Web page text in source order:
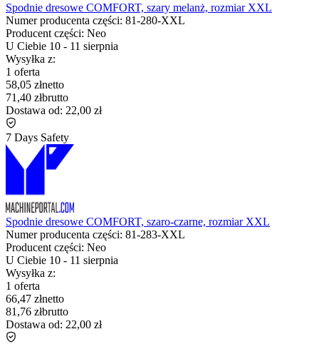
Spodnie dresowe COMFORT, szary melanż, rozmiar XXL
Numer producenta części: 81-280-XXL
Producent części: Neo
U Ciebie 10 - 11 sierpnia
Wysyłka z:
1 oferta
58,05 złnetto
71,40 złbrutto
Dostawa od: 22,00 zł
7 Days Safety
Spodnie dresowe COMFORT, szaro-czarne, rozmiar XXL
Numer producenta części: 81-283-XXL
Producent części: Neo
U Ciebie 10 - 11 sierpnia
Wysyłka z:
1 oferta
66,47 złnetto
81,76 złbrutto
Dostawa od: 22,00 zł